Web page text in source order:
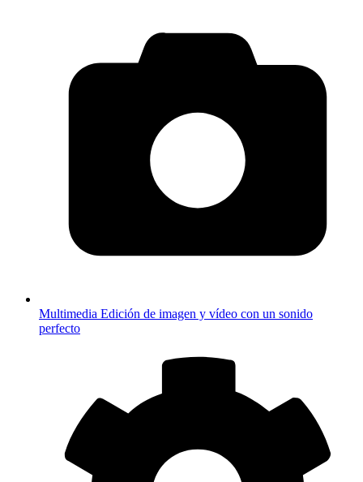
Multimedia Edición de imagen y vídeo con un sonido
perfecto